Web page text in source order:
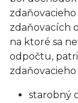
zdaňovacích
na ktoré sa
odpočtu,
starobný